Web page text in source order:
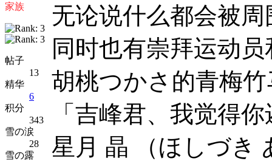
家族
帖子
13
精华
6
积分
343
雪の涙
28
雪の露
无论说什么都会被
同时也有崇拜运动
胡桃つかさ的青梅
「吉峰君、我觉得
星月 晶 （ほしづ